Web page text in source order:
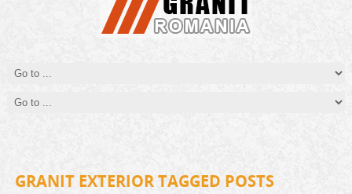
Folosirea de granit pentru decorarea locuintei aduce, pe langa eleganta si
GRANIT EXTERIOR TAGGED POSTS